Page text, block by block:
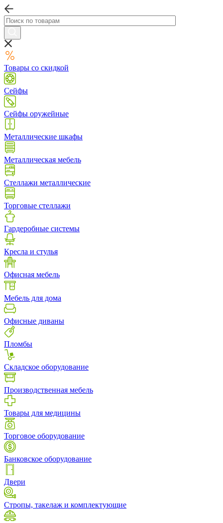
Товары со скидкой
Сейфы
Сейфы оружейные
Металлические шкафы
Металлическая мебель
Стеллажи металлические
Торговые стеллажи
Гардеробные системы
Кресла и стулья
Офисная мебель
Мебель для дома
Офисные диваны
Пломбы
Складское оборудование
Производственная мебель
Товары для медицины
Торговое оборудование
Банковское оборудование
Двери
Стропы, такелаж и комплектующие